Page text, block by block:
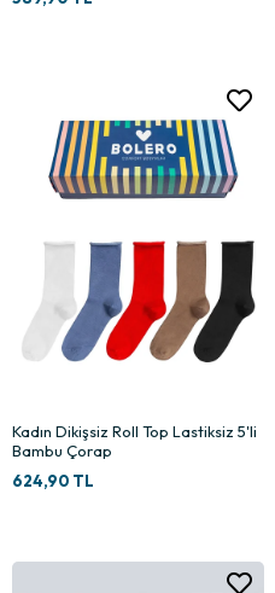
Kadın Dikişsiz Roll Top Lastiksiz 5'li
Bambu Çorap
624,90 TL